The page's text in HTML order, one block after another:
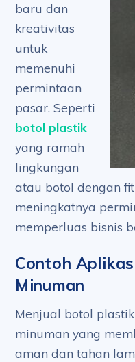
baru dan
kreativitas
untuk
memenuhi
permintaan
pasar. Seperti
botol plastik
yang ramah
lingkungan
atau botol dengan
meningkatnya
memperluas bisnis
Contoh
Minuman
Menjual botol
minuman yang
aman dan tahan